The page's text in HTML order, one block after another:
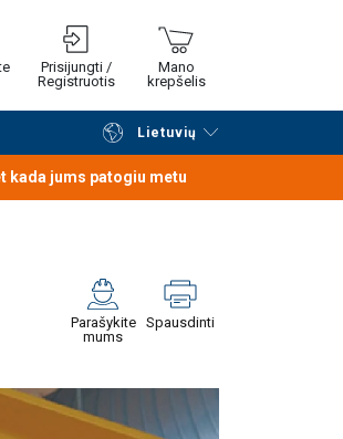
Prisijungti /
Registruotis
Mano
krepšelis
Lietuvių
Tęsti pirkimą
kada jums patogiu metu
Parašykite
mums
Spausdinti